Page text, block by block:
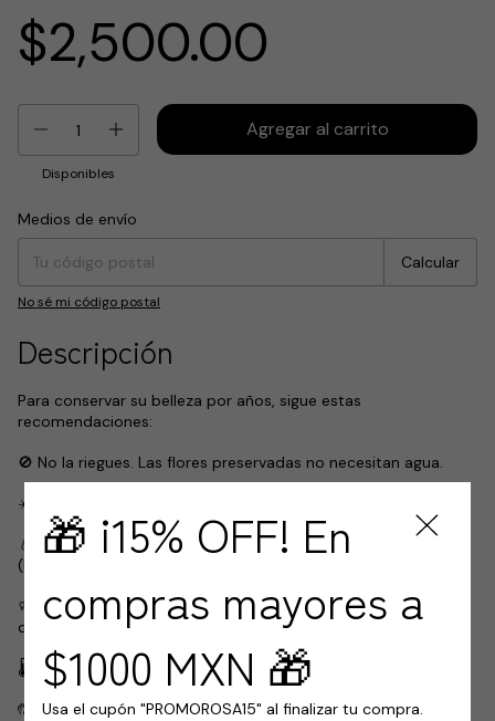
$2,500.00
Disponibles
Entregas para el CP:
Medios de envío
Calcular
No sé mi código postal
Descripción
Para conservar su belleza por años, sigue estas
recomendaciones:
🚫 No la riegues. Las flores preservadas no necesitan agua.
☀️ Evita la luz solar directa, ya que puede alterar su color.
💧 No exponer a la humedad ni a lugares muy húmedos
(baños, exteriores o cocina).
🧼 Limpia el polvo suavemente con una brocha o aire frío a
distancia.
🌡️ Mantenla en interiores, en un ambiente fresco y seco.
🤲 No manipular en exceso, sus pétalos son delicados.
🎁 ¡15% OFF! En
compras mayores a
$1000 MXN 🎁
Usa el cupón "PROMOROSA15" al finalizar tu compra.